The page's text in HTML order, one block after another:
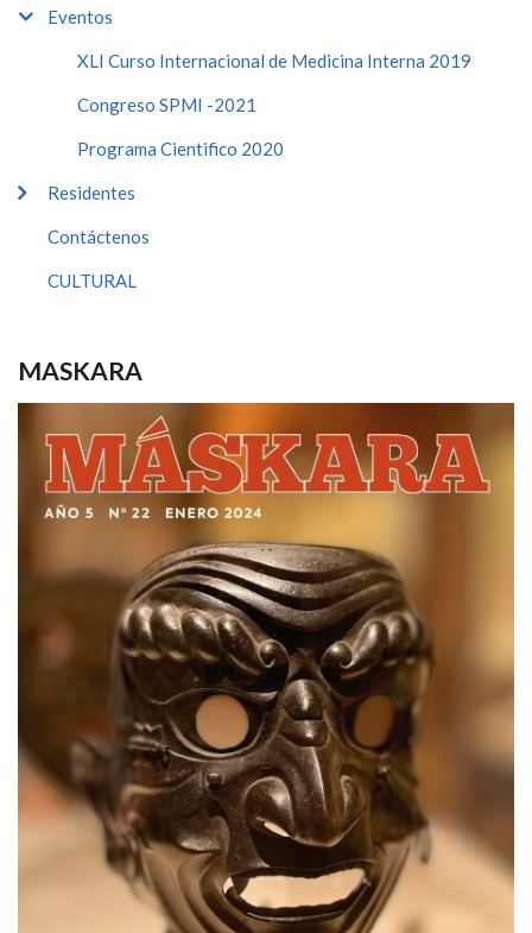
Eventos
XLI Curso Internacional de Medicina Interna 2019
Congreso SPMI -2021
Programa Cientifico 2020
Residentes
Contáctenos
CULTURAL
MASKARA